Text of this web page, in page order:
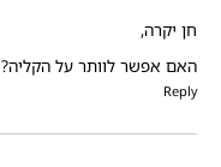
חן יקרה,
האם אפשר לוותר על הקליה?
Reply